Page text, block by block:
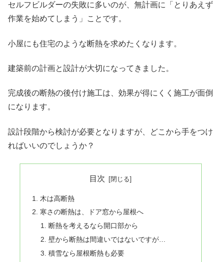
セルフビルダーの失敗に多いのが、無計画に「とりあえず
作業を始めてしまう」ことです。
小屋にも住宅のような断熱を求めたくなります。
建築前の計画と設計が大切になってきました。
完成後の断熱の後付け施工は、効果が得にくく施工が面倒
になります。
設計段階から検討が必要となりますが、どこから手をつけ
ればいいのでしょうか？
目次
木は高断熱
寒さの断熱は、ドア窓から屋根へ
断熱を考えるなら開口部から
壁から断熱は間違いではないですが…
積雪なら屋根断熱も必要